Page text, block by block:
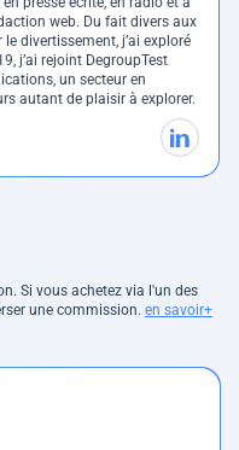
web. Du fait divers aux
divertissement, j’ai exploré
j’ai rejoint DegroupTest
un secteur en
autant de plaisir à explorer.
Si vous achetez via l'un des
une commission. en savoir+